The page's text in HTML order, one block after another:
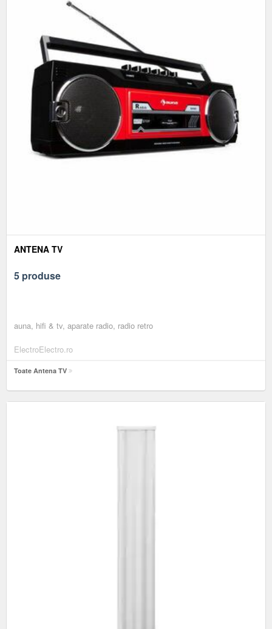
ANTENA TV
5 produse
auna, hifi & tv, aparate radio, radio retro
ElectroElectro.ro
Toate Antena TV